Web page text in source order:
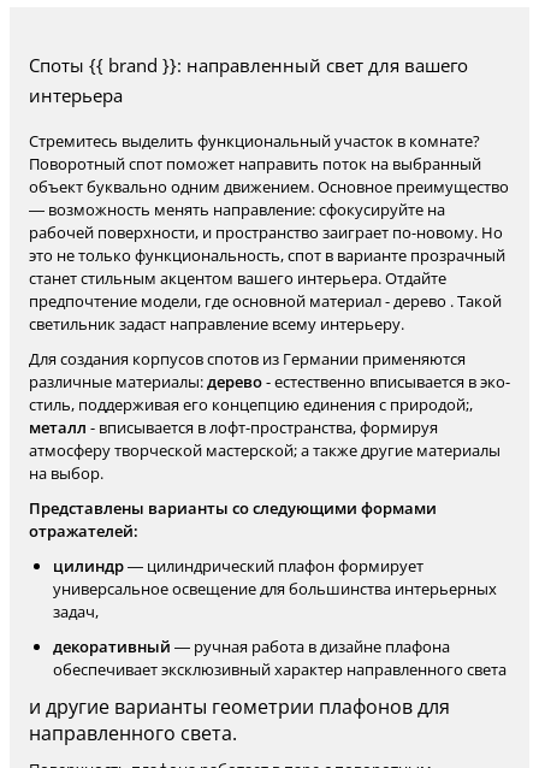
Споты {{ brand }}: направленный свет для вашего
интерьера
Стремитесь выделить функциональный участок в комнате?
Поворотный спот поможет направить поток на выбранный
объект буквально одним движением. Основное преимущество
— возможность менять направление: сфокусируйте на
рабочей поверхности, и пространство заиграет по-новому. Но
это не только функциональность, спот в варианте прозрачный
станет стильным акцентом вашего интерьера. Отдайте
предпочтение модели, где основной материал - дерево . Такой
светильник задаст направление всему интерьеру.
Для создания корпусов спотов из Германии применяются
различные материалы:дерево- естественно вписывается в эко-
стиль, поддерживая его концепцию единения с природой;,
металл - вписывается в лофт-пространства, формируя
атмосферу творческой мастерской; а также другие материалы
на выбор.
Представлены варианты со следующими формами
отражателей:
цилиндр— цилиндрический плафон формирует
универсальное освещение для большинства интерьерных
задач,
декоративный — ручная работа в дизайне плафона
обеспечивает эксклюзивный характер направленного света
и другие варианты геометрии плафонов для
направленного света.